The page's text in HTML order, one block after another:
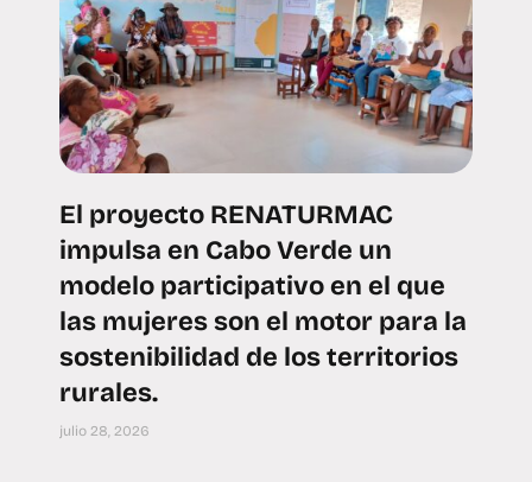
El proyecto RENATURMAC
impulsa en Cabo Verde un
modelo participativo en el que
las mujeres son el motor para la
sostenibilidad de los territorios
rurales.
julio 28, 2026